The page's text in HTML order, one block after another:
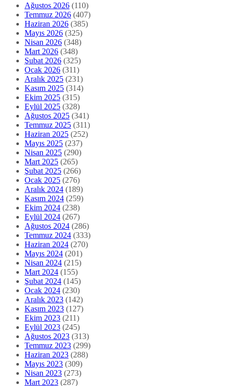
Ağustos 2026 (110)
Temmuz 2026 (407)
Haziran 2026 (385)
Mayıs 2026 (325)
Nisan 2026 (348)
Mart 2026 (348)
Şubat 2026 (325)
Ocak 2026 (311)
Aralık 2025 (231)
Kasım 2025 (314)
Ekim 2025 (315)
Eylül 2025 (328)
Ağustos 2025 (341)
Temmuz 2025 (311)
Haziran 2025 (252)
Mayıs 2025 (237)
Nisan 2025 (290)
Mart 2025 (265)
Şubat 2025 (266)
Ocak 2025 (276)
Aralık 2024 (189)
Kasım 2024 (259)
Ekim 2024 (238)
Eylül 2024 (267)
Ağustos 2024 (286)
Temmuz 2024 (333)
Haziran 2024 (270)
Mayıs 2024 (201)
Nisan 2024 (215)
Mart 2024 (155)
Şubat 2024 (145)
Ocak 2024 (230)
Aralık 2023 (142)
Kasım 2023 (127)
Ekim 2023 (211)
Eylül 2023 (245)
Ağustos 2023 (313)
Temmuz 2023 (299)
Haziran 2023 (288)
Mayıs 2023 (309)
Nisan 2023 (273)
Mart 2023 (287)